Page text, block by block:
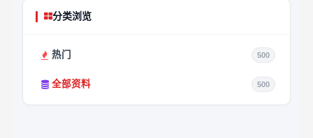
分类浏览
热门 500
全部资料 500